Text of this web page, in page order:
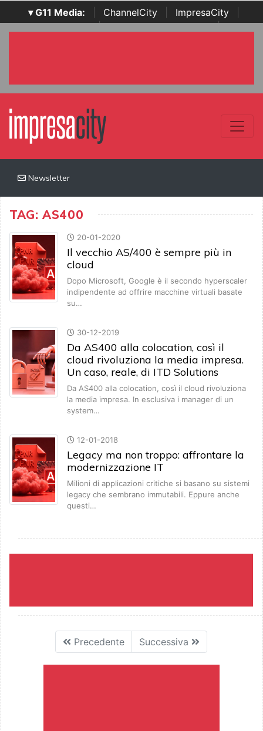
▾ G11 Media: ChannelCity ImpresaCity
SecurityOpenLab | Italian Channel Awards | Italian
Newsletter
TAG: AS400
20-01-2020
Il vecchio AS/400 è sempre più in
cloud
Dopo Microsoft, Google è il secondo hyperscaler
indipendente ad offrire macchine virtuali basate
su…
30-12-2019
Da AS400 alla colocation, così il
cloud rivoluziona la media impresa.
Un caso, reale, di ITD Solutions
Da AS400 alla colocation, così il cloud rivoluziona
la media impresa. In esclusiva i manager di un
system…
12-01-2018
Legacy ma non troppo: affrontare la
modernizzazione IT
Milioni di applicazioni critiche si basano su sistemi
legacy che sembrano immutabili. Eppure anche
questi…
Precedente Successiva